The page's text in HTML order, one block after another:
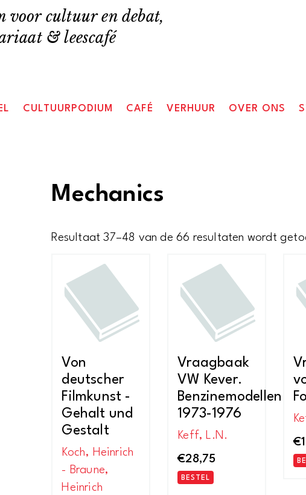
voor cultuur en debat,
& leescafé
CULTUURPODIUM CAFÉ VERHUUR OVER ONS
Mechanics
Resultaat 37–48 van de 66 resultaten wordt
Von
deutscher
Filmkunst -
Gehalt und
Gestalt
Koch, Heinrich
- Braune,
Heinrich
Vraagbaak
VW Kever.
Benzinemodellen
1973-1976
Keff, L.N.
€28,75
BESTEL
€